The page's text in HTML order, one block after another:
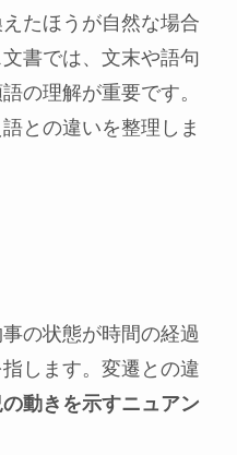
たほうが自然な場合
書では、文末や語句
の理解が重要です。
との違いを整理しま
の状態が時間の経過
します。変遷との違
動きを示すニュアン